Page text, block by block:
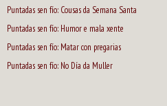
Puntadas sen fío: Cousas da Semana Santa
Puntadas sen fío: Humor e mala xente
Puntadas sen fío: Matar con pregarias
Puntadas sen fío: No Día da Muller